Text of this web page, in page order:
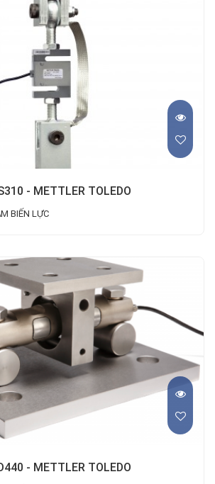
- METTLER TOLEDO
BIẾN LỰC
- METTLER TOLEDO